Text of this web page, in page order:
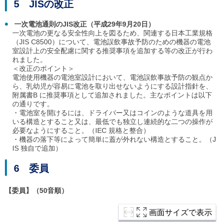
5 JISの改正
一次電池通則のJIS改正（平成29年9月20日）
一次電池の更なる安全性向上を図るため、関連する日本工業規格
（JIS C8500）について、電池誤飲事故予防のための機器の電池
室設計上の安全配慮に関する推奨事項を追加する等の改正が行わ
れました。
＜改正のポイント＞
電池使用機器の電池室設計において、電池誤飲事故予防の観点か
ら、乳幼児が容易に電池を取り出せないようにする設計指針を、
附属書B に推奨事項として追加されました。主なポイントは以下
の通りです。
・電池室を開けるには、ドライバー又はコインのような道具を用
いる構造とすること又は、最低でも独立し連続的な二つの操作が
必要なようにすること。（IEC 規格と整合）
・機器の落下等によって簡単に蓋が外れない構造とすること。（J
IS 独自で追加）
6 委員
【委員】（50音順）
画面サイズで表示